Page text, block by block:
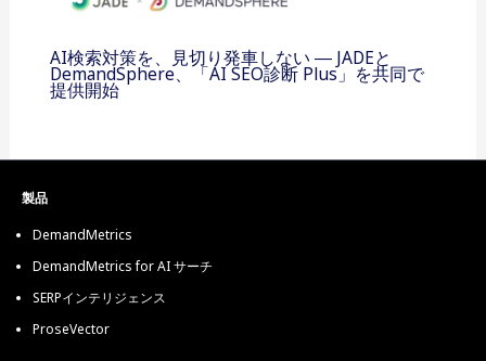
AI検索対策を、見切り発車しない ― JADEと
DemandSphere、「AI SEO診断 Plus」を共同で
提供開始
製品
DemandMetrics
DemandMetrics for AI サーチ
SERPインテリジェンス
ProseVector